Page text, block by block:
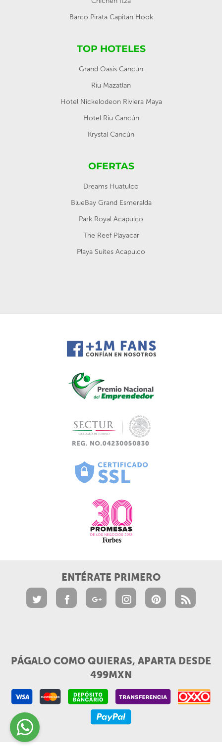
Barco Pirata Capitan Hook
TOP HOTELES
Grand Oasis Cancun
Riu Mazatlan
Hotel Nickelodeon Riviera Maya
Hotel Riu Cancún
Krystal Cancún
OFERTAS
Dreams Huatulco
BlueBay Grand Esmeralda
Park Royal Acapulco
The Reef Playacar
Playa Suites Acapulco
ENTÉRATE PRIMERO
PÁGALO COMO QUIERAS, APARTA DESDE
499MXN